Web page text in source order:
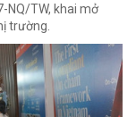
NQ/TW, khai mở
trường.